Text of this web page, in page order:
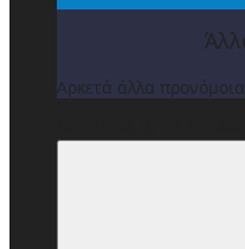
Αρκετά άλλα